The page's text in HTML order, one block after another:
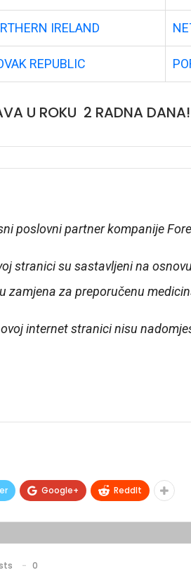
IRELAND
REPUBLIC
U ROKU 2 RADNA DANA!
poslovni partner kompanije
stranici su sastavljeni na
zamjena za preporučenu
internet stranici nisu
Google+ ReddIt
0